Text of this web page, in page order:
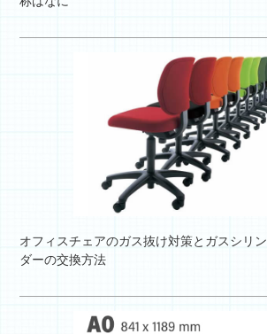
オフィスチェアのガス抜け対策とガスシリン
ダーの交換方法